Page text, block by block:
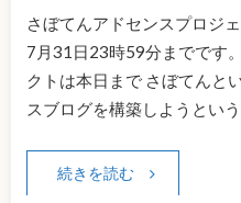
さぼてんアドセンスプロジ
7月31日23時59分までです
クトは本日まで さぼてんと
スブログを構築しようとい
続きを読む